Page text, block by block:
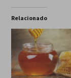
Relacionado